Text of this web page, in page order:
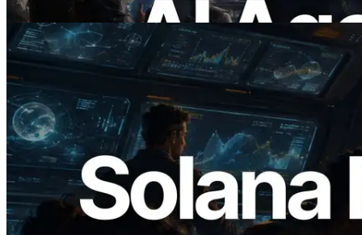
Bu makaleyi oku
2026.05.24